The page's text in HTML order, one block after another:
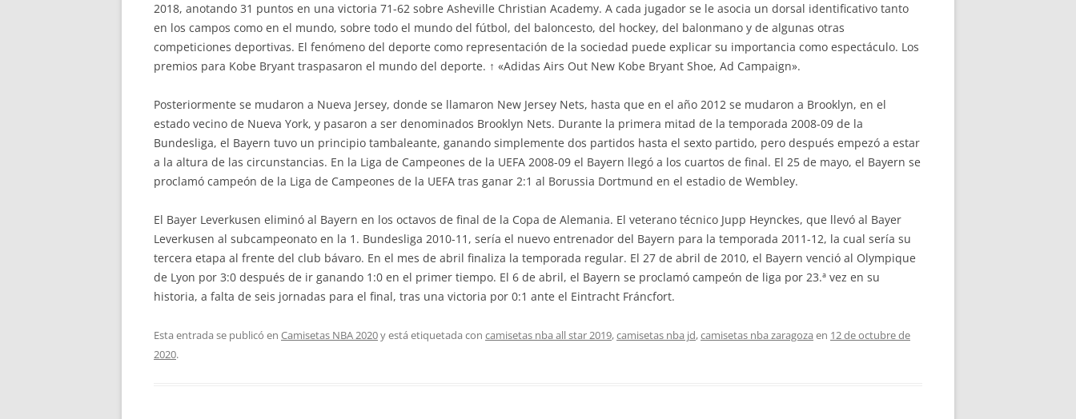
2018, anotando 31 puntos en una victoria 71-62 sobre Asheville Christian Academy. A cada jugador se le asocia un dorsal identificativo tanto
en los campos como en el mundo, sobre todo el mundo del fútbol, del baloncesto, del hockey, del balonmano y de algunas otras
competiciones deportivas. El fenómeno del deporte como representación de la sociedad puede explicar su importancia como espectáculo. Los
premios para Kobe Bryant traspasaron el mundo del deporte. ↑ «Adidas Airs Out New Kobe Bryant Shoe, Ad Campaign».
Posteriormente se mudaron a Nueva Jersey, donde se llamaron New Jersey Nets, hasta que en el año 2012 se mudaron a Brooklyn, en el
estado vecino de Nueva York, y pasaron a ser denominados Brooklyn Nets. Durante la primera mitad de la temporada 2008-09 de la
Bundesliga, el Bayern tuvo un principio tambaleante, ganando simplemente dos partidos hasta el sexto partido, pero después empezó a estar
a la altura de las circunstancias. En la Liga de Campeones de la UEFA 2008-09 el Bayern llegó a los cuartos de final. El 25 de mayo, el Bayern se
proclamó campeón de la Liga de Campeones de la UEFA tras ganar 2:1 al Borussia Dortmund en el estadio de Wembley.
El Bayer Leverkusen eliminó al Bayern en los octavos de final de la Copa de Alemania. El veterano técnico Jupp Heynckes, que llevó al Bayer
Leverkusen al subcampeonato en la 1. Bundesliga 2010-11, sería el nuevo entrenador del Bayern para la temporada 2011-12, la cual sería su
tercera etapa al frente del club bávaro. En el mes de abril finaliza la temporada regular. El 27 de abril de 2010, el Bayern venció al Olympique
de Lyon por 3:0 después de ir ganando 1:0 en el primer tiempo. El 6 de abril, el Bayern se proclamó campeón de liga por 23.ª vez en su
historia, a falta de seis jornadas para el final, tras una victoria por 0:1 ante el Eintracht Fráncfort.
Esta entrada se publicó en Camisetas NBA 2020y está etiquetada con camisetas nba all star 2019,camisetas nba jd,camisetas nba zaragoza en 12 de octubre de
2020.